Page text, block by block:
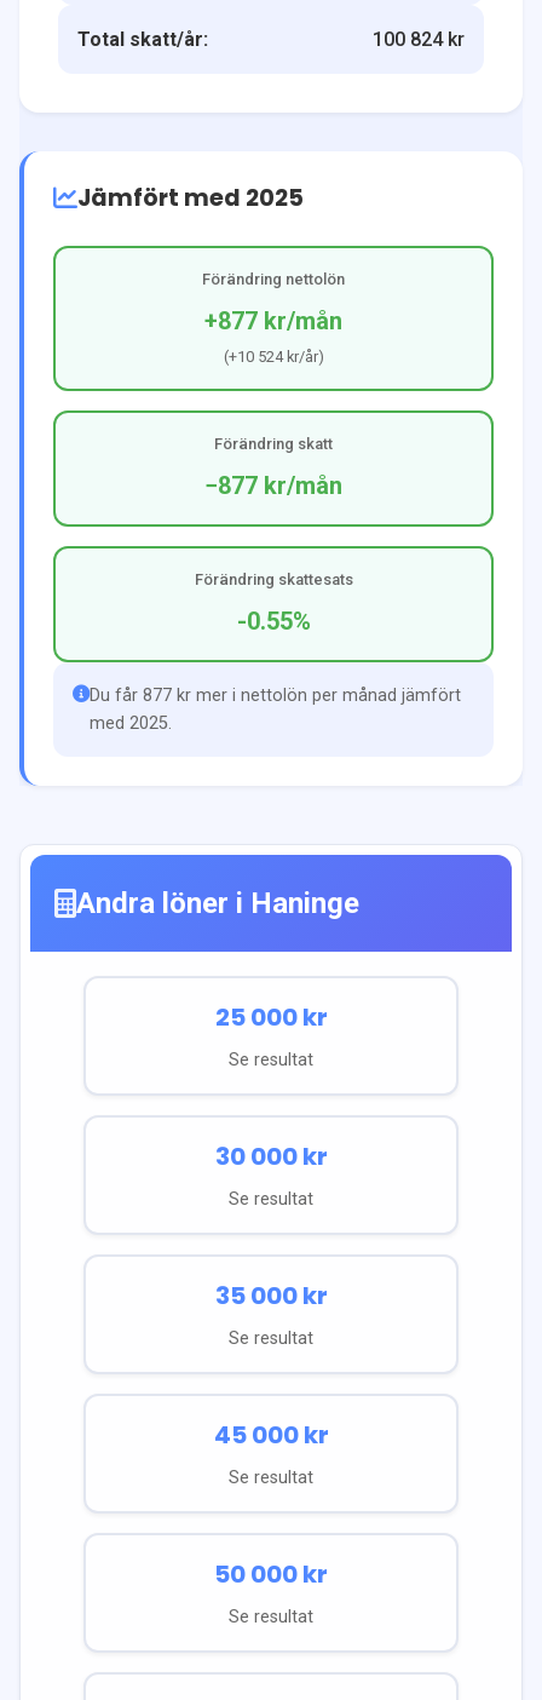
Total skatt/år: 100 824 kr
Jämfört med 2025
Förändring nettolön
+877 kr/mån
(+10 524 kr/år)
Förändring skatt
−877 kr/mån
Förändring skattesats
-0.55%
Du får 877 kr mer i nettolön per månad jämfört
med 2025.
Andra löner i Haninge
25 000kr
Se resultat
30 000kr
Se resultat
35 000kr
Se resultat
45 000kr
Se resultat
50 000kr
Se resultat